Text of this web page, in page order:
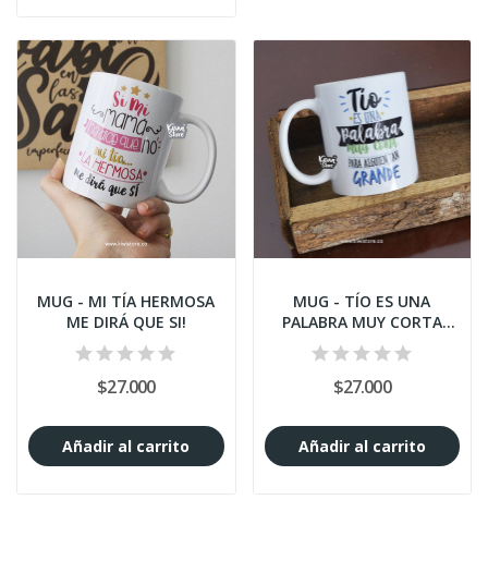
MUG - MI TÍA HERMOSA
ME DIRÁ QUE SI!
$27.000
Añadir al carrito
MUG - TÍO ES UNA
PALABRA MUY CORTA
PARA ALGUIEN TAN
ESPECIAL
$27.000
Añadir al carrito